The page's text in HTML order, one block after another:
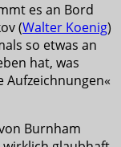
es an Bord
(Walter Koenig)
so etwas an
hat, was
Aufzeichnungen«
Burnham